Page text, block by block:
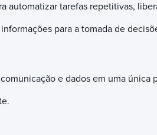
automatizar tarefas repetitivas,
para a tomada de
e dados em uma única